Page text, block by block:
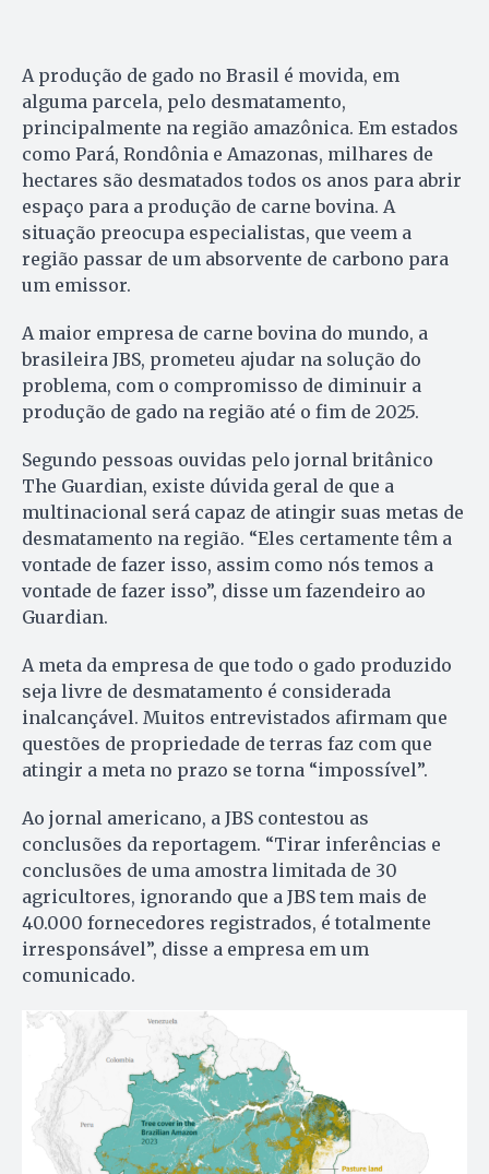
A produção de gado no Brasil é movida, em
alguma parcela, pelo desmatamento,
principalmente na região amazônica. Em estados
como Pará, Rondônia e Amazonas, milhares de
hectares são desmatados todos os anos para abrir
espaço para a produção de carne bovina. A
situação preocupa especialistas, que veem a
região passar de um absorvente de carbono para
um emissor.
A maior empresa de carne bovina do mundo, a
brasileira JBS, prometeu ajudar na solução do
problema, com o compromisso de diminuir a
produção de gado na região até o fim de 2025.
Segundo pessoas ouvidas pelo jornal britânico
The Guardian, existe dúvida geral de que a
multinacional será capaz de atingir suas metas de
desmatamento na região. “Eles certamente têm a
vontade de fazer isso, assim como nós temos a
vontade de fazer isso”, disse um fazendeiro ao
Guardian.
A meta da empresa de que todo o gado produzido
seja livre de desmatamento é considerada
inalcançável. Muitos entrevistados afirmam que
questões de propriedade de terras faz com que
atingir a meta no prazo se torna “impossível”.
Ao jornal americano, a JBS contestou as
conclusões da reportagem. “Tirar inferências e
conclusões de uma amostra limitada de 30
agricultores, ignorando que a JBS tem mais de
40.000 fornecedores registrados, é totalmente
irresponsável”, disse a empresa em um
comunicado.